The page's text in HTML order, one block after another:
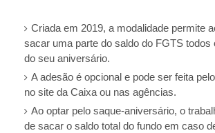
Criada em 2019, a modalidade permite
sacar uma parte do saldo do FGTS todos
do seu aniversário.
A adesão é opcional e pode ser feita
no site da Caixa ou nas agências.
Ao optar pelo saque-aniversário, o
de sacar o saldo total do fundo em caso